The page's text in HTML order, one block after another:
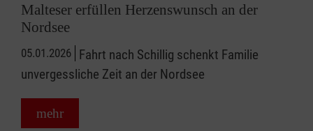
Malteser erfüllen Herzenswunsch an der
Nordsee
05.01.2026 Fahrt nach Schillig schenkt Familie
unvergessliche Zeit an der Nordsee
mehr